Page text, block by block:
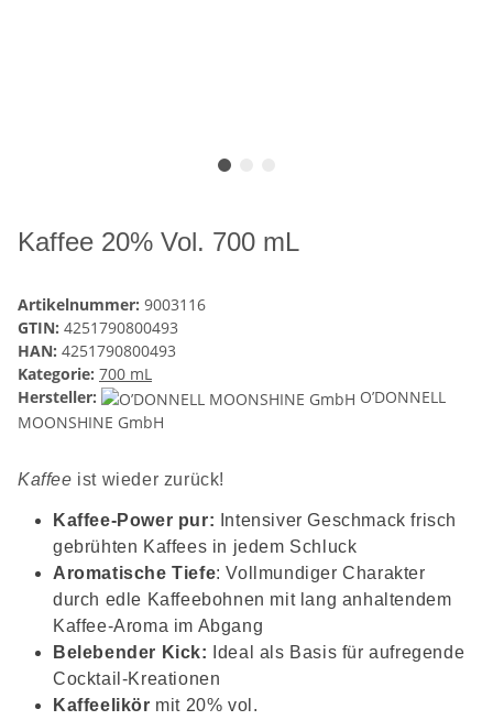
Kaffee 20% Vol. 700 mL
Artikelnummer: 9003116
GTIN: 4251790800493
HAN: 4251790800493
Kategorie: 700 mL
Hersteller:
O’DONNELL
MOONSHINE GmbH
Kaffee ist wieder zurück!
Kaffee-Power pur: Intensiver Geschmack frisch
gebrühten Kaffees in jedem Schluck
Aromatische Tiefe: Vollmundiger Charakter
durch edle Kaffeebohnen mit lang anhaltendem
Kaffee-Aroma im Abgang
Belebender Kick: Ideal als Basis für aufregende
Cocktail-Kreationen
Kaffeelikör mit 20% vol.